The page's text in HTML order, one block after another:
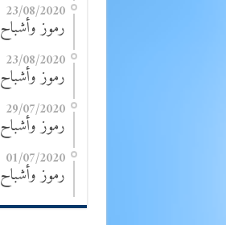
23/08/2020
رموز وأشباح
23/08/2020
رموز وأشباح
29/07/2020
رموز وأشباح
01/07/2020
رموز وأشباح